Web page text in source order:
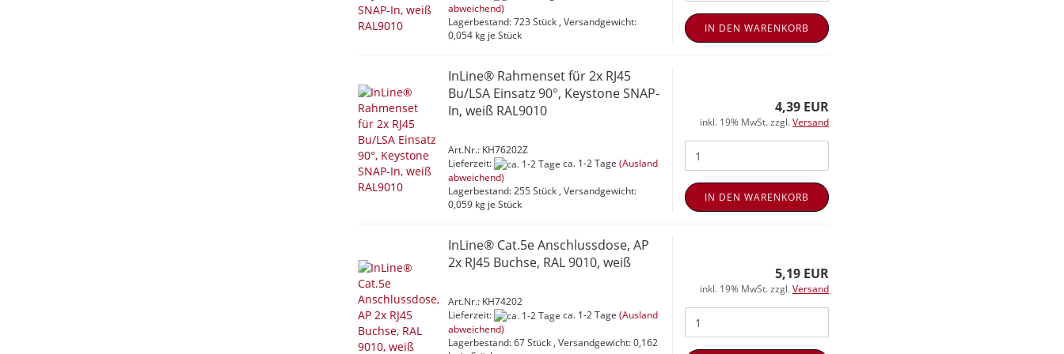
abweichend)
Lagerbestand: 723 Stück , Versandgewicht:
0,054 kg je Stück
IN DEN WARENKORB
InLine® Rahmenset für 2x RJ45
Bu/LSA Einsatz 90°, Keystone SNAP-
In, weiß RAL9010
Art.Nr.: KH76202Z
Lieferzeit:
ca. 1-2 Tage (Ausland
abweichend)
Lagerbestand: 255 Stück , Versandgewicht:
0,059 kg je Stück
4,39 EUR
inkl. 19% MwSt. zzgl.Versand
IN DEN WARENKORB
InLine® Cat.5e Anschlussdose, AP
2x RJ45 Buchse, RAL 9010, weiß
Art.Nr.: KH74202
Lieferzeit:
ca. 1-2 Tage (Ausland
abweichend)
Lagerbestand: 67 Stück , Versandgewicht:0,162
5,19 EUR
inkl. 19% MwSt. zzgl.Versand